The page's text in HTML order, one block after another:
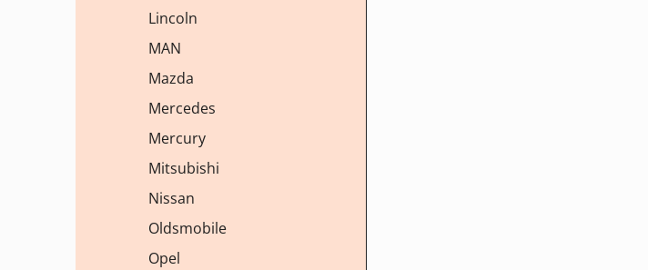
Lincoln
MAN
Mazda
Mercedes
Mercury
Mitsubishi
Nissan
Oldsmobile
Opel